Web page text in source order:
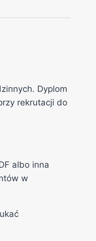
Dyplom
rekrutacji do
albo inna
w